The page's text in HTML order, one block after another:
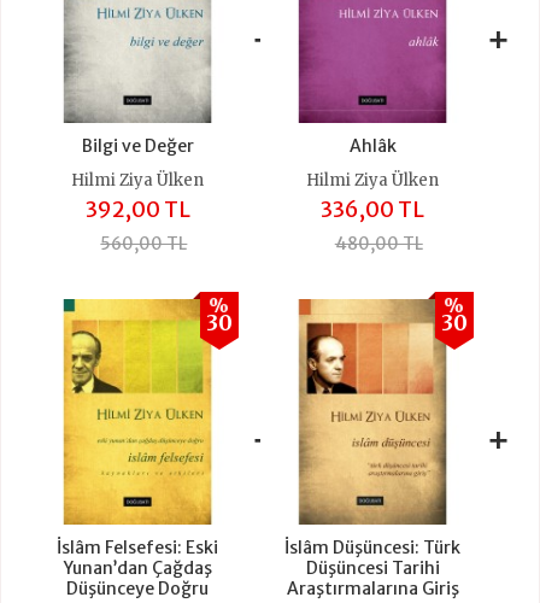
Bilgi ve Değer
Hilmi Ziya Ülken
392,00 TL
560,00 TL
+
Ahlâk
Hilmi Ziya Ülken
336,00 TL
480,00 TL
+
İslâm Felsefesi: Eski
Yunan’dan Çağdaş
Düşünceye Doğru
%
30
+
İslâm Düşüncesi: Türk
Düşüncesi Tarihi
Araştırmalarına Giriş
%
30
+